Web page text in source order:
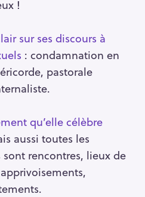
!
sur ses discours à
: condamnation en
pastorale
qu’elle célèbre
aussi toutes les
rencontres, lieux de